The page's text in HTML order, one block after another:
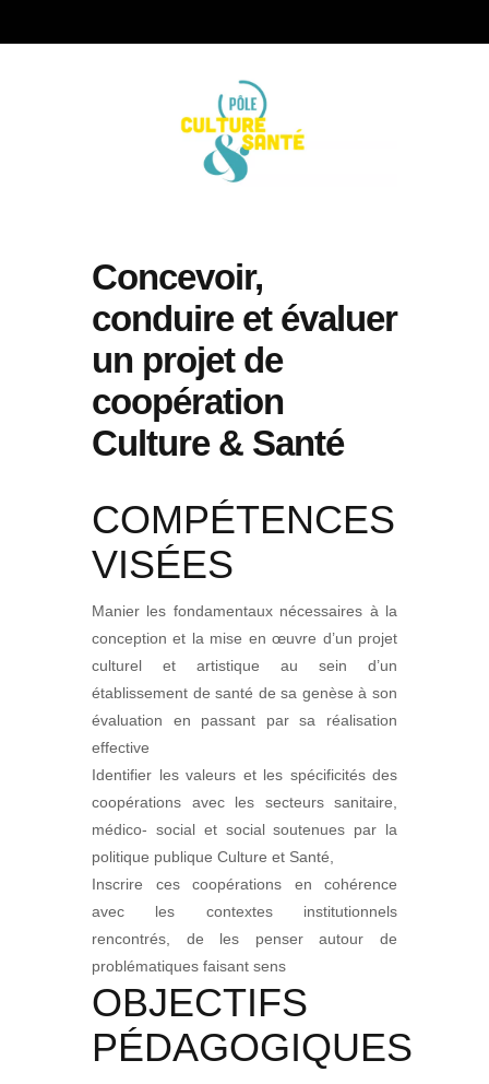
Concevoir,
conduire et évaluer
un projet de
coopération
Culture & Santé
COMPÉTENCES
VISÉES
Manier les fondamentaux nécessaires à la
conception et la mise en œuvre d’un projet
culturel et artistique au sein d’un
établissement de santé de sa genèse à son
évaluation en passant par sa réalisation
effective
Identifier les valeurs et les spécificités des
coopérations avec les secteurs sanitaire,
médico- social et social soutenues par la
politique publique Culture et Santé,
Inscrire ces coopérations en cohérence
avec les contextes institutionnels
rencontrés, de les penser autour de
problématiques faisant sens
OBJECTIFS
PÉDAGOGIQUES